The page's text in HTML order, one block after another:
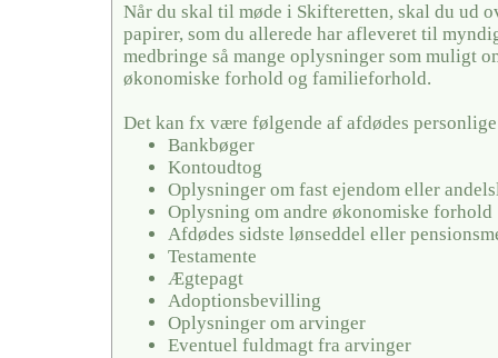
Når du skal til møde i Skifteretten, skal du ud
papirer, som du allerede har afleveret til
medbringe så mange oplysninger som muligt
økonomiske forhold og familieforhold.
Det kan fx være følgende af afdødes
Bankbøger
Kontoudtog
Oplysninger om fast ejendom eller
Oplysning om andre økonomiske forhold
Afdødes sidste lønseddel eller
Testamente
Ægtepagt
Adoptionsbevilling
Oplysninger om arvinger
Eventuel fuldmagt fra arvinger